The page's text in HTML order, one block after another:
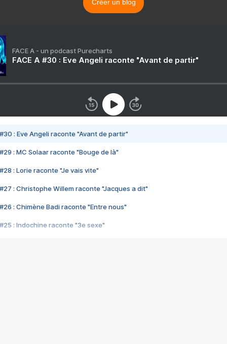
Créer un blog
FACE A - un podcast Purecharts
FACE A #30 : Eve Angeli raconte "Avant de partir"
#30 : Eve Angeli raconte "Avant de partir"
#29 : MC Solaar raconte "Bouge de là"
#28 : Lorie raconte "Je vais vite"
#27 : Christophe Willem raconte "Jacques a dit"
#26 : Chimène Badi raconte "Entre nous"
#25 : Indochine raconte "3e sexe"